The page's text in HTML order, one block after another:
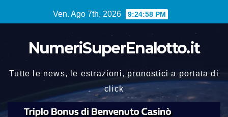
al
Ven. Ago 7th, 2026 9:24:58 PM
NumeriSuperEnalotto.it
Tutte le news, le estrazioni, pronostici a portata di
click